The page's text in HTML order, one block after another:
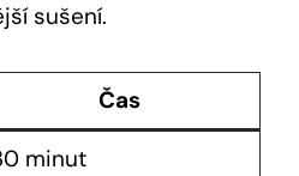
sušení.
Čas
minut